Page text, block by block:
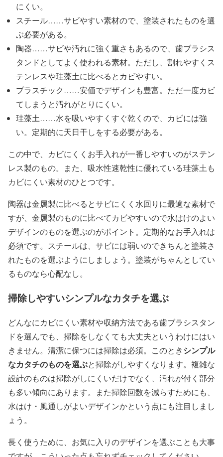
にくい。
スチール……サビやすい素材ので、塗装されたものを選
ぶ必要がある。
陶器……サビや汚れに強く重さもあるので、歯ブラシス
タンドとしてよく使われる素材。ただし、割れやすくス
テンレスや珪藻土に比べるとカビやすい。
プラスチック……安価でデザインも豊富。ただ一度カビ
てしまうと汚れがとりにくい。
珪藻土……水を吸いやすくすぐ乾くので、カビには強
い。定期的に天日干しをする必要がある。
この中で、カビにくくお手入れが一番しやすいのがステン
レス製のもの。また、吸水性速乾性に優れている珪藻土も
カビにくい素材のひとつです。
陶器は金属製に比べるとサビにくく水回りに最適な素材で
すが、金属製のものに比べてカビやすいので水はけのよい
デザインのものを選ぶのがポイント。定期的なお手入れは
必須です。スチールは、サビには弱いのできちんと塗装さ
れたものを選ぶようにしましょう。塗装がちゃんとしてい
るものなら心配なし。
掃除しやすいシンプルなカタチを選ぶ
どんなにカビにくい素材や収納方法である歯ブラシスタン
ドを選んでも、掃除をしなくても大丈夫というわけにはい
きません。清潔に保つには掃除は必須。このときシンプル
なカタチのものを選ぶと掃除がしやすくなります。複雑な
設計のものは掃除がしにくいだけでなく、汚れが付く部分
も多い傾向にあります。また掃除回数を減らすためにも、
水はけ・風通しがよいデザインかという点にも注目しまし
ょう。
長く使うために、お気に入りのデザインを選ぶことも大事